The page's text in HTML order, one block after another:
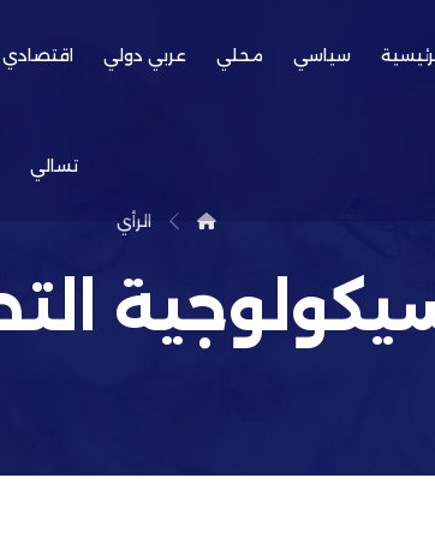
سياسي محلي عربي دولي اقتصادي
تسالي
الرأي